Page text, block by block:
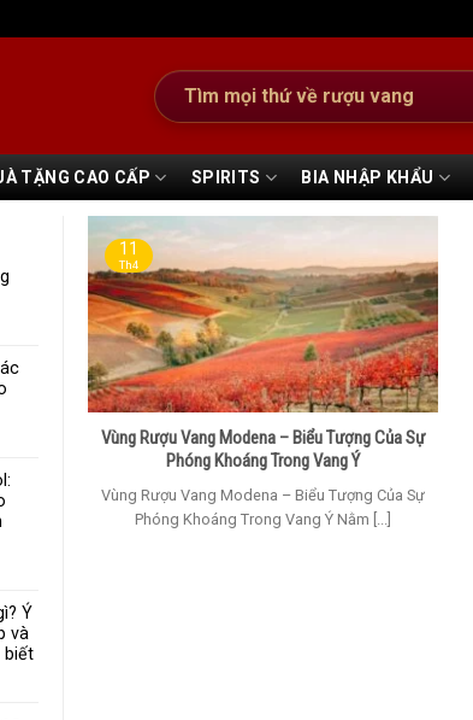
Tìm
kiếm:
TẶNG CAO CẤP SPIRITS BIA NHẬP KHẨU
Ý
và
biết
Vùng Rượu Vang Modena – Biểu Tượng Của Sự
Phóng Khoáng Trong Vang Ý
Vùng Rượu Vang Modena – Biểu Tượng Của Sự
Phóng Khoáng Trong Vang Ý Nằm [...]
11
Th4